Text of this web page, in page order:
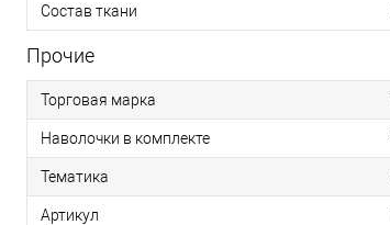
Состав ткани
Прочие
Торговая марка
Наволочки в комплекте
Тематика
Артикул